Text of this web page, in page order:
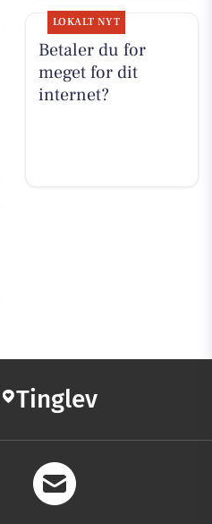
LOKALT NYT
Betaler du for
meget for dit
internet?
Tinglev